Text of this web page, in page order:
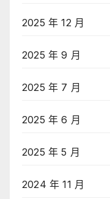
2025 年 12 月
2025 年 9 月
2025 年 7 月
2025 年 6 月
2025 年 5 月
2024 年 11 月